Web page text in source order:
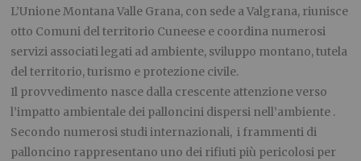
L’Unione Montana Valle Grana, con sede a Valgrana, riunisce
otto Comuni del territorio Cuneese e coordina numerosi
servizi associati legati ad ambiente, sviluppo montano, tutela
del territorio, turismo e protezione civile.
Il provvedimento nasce dalla crescente attenzione verso
l’impatto ambientale dei palloncini dispersi nell’ambiente .
Secondo numerosi studi internazionali, i frammenti di
palloncino rappresentano uno dei rifiuti più pericolosi per